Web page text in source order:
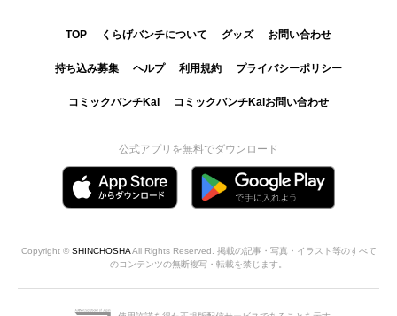
TOP くらげバンチについて グッズ お問い合わせ
持ち込み募集 ヘルプ 利用規約 プライバシーポリシー
コミックバンチKai コミックバンチKaiお問い合わせ
公式アプリを無料でダウンロード
Copyright © SHINCHOSHAAll Rights Reserved. 掲載の記事・写真・イラスト等のすべて
のコンテンツの無断複写・転載を禁じます。